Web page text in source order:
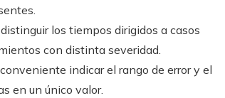
los tiempos dirigidos a casos
con distinta severidad.
indicar el rango de error y el
en un único valor.